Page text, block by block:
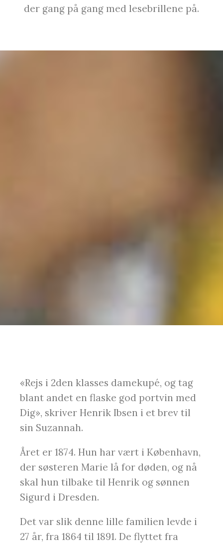
der gang på gang med lesebrillene på.
«Rejs i 2den klasses damekupé, og tag
blant andet en flaske god portvin med
Dig», skriver Henrik Ibsen i et brev til
sin Suzannah.
Året er 1874. Hun har vært i København,
der søsteren Marie lå for døden, og nå
skal hun tilbake til Henrik og sønnen
Sigurd i Dresden.
Det var slik denne lille familien levde i
27 år, fra 1864 til 1891. De flyttet fra